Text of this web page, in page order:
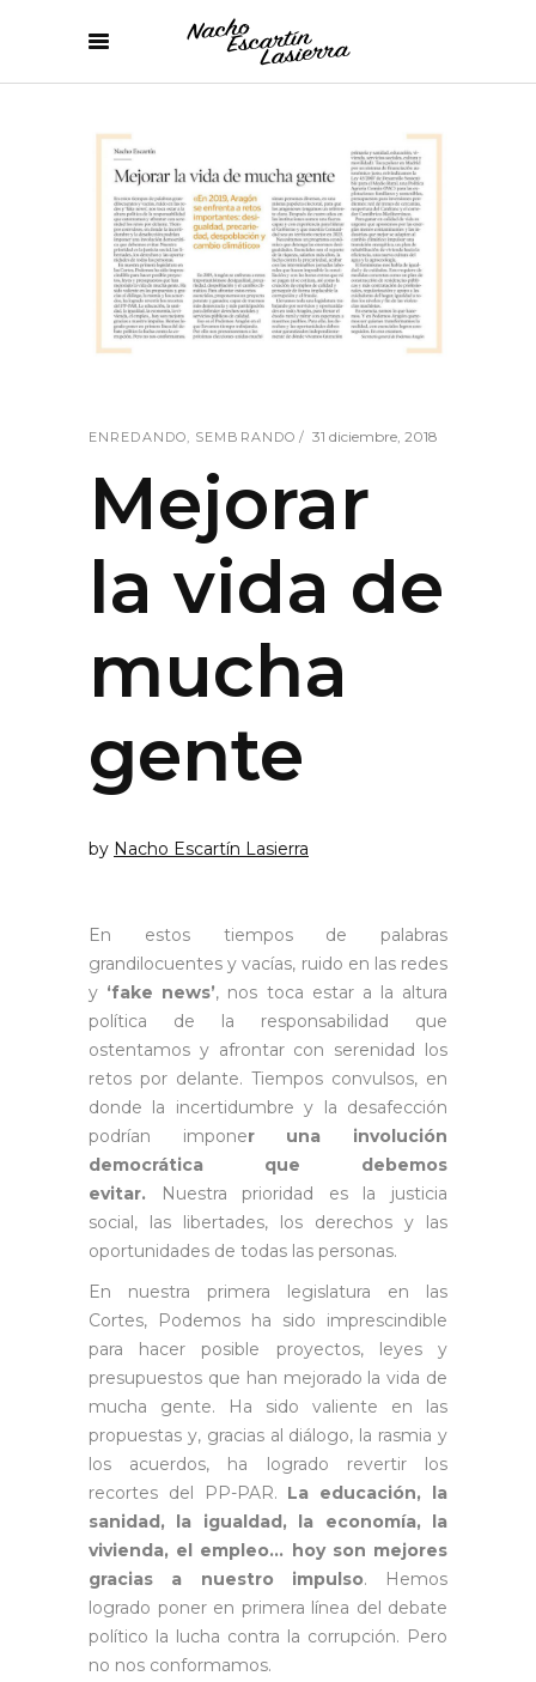
ENREDANDO, SEMBRANDO 31 diciembre, 2018
Mejorar
la vida de
mucha
gente
by Nacho Escartín Lasierra
En estos tiempos de palabras
grandilocuentes y vacías, ruido en las redes
y ‘fake news’, nos toca estar a la altura
política de la responsabilidad que
ostentamos y afrontar con serenidad los
retos por delante. Tiempos convulsos, en
donde la incertidumbre y la desafección
podrían imponer una involución
democrática que debemos
evitar.
Nuestra prioridad es la justicia
social, las libertades, los derechos y las
oportunidades de todas las personas.
En nuestra primera legislatura en las
Cortes, Podemos ha sido imprescindible
para hacer posible proyectos, leyes y
presupuestos que han mejorado la vida de
mucha gente. Ha sido valiente en las
propuestas y, gracias al diálogo, la rasmia y
los acuerdos, ha logrado revertir los
recortes del PP-PAR. La educación, la
sanidad, la igualdad, la economía, la
vivienda, el empleo… hoy son mejores
gracias a nuestro impulso. Hemos
logrado poner en primera línea del debate
político la lucha contra la corrupción. Pero
no nos conformamos.